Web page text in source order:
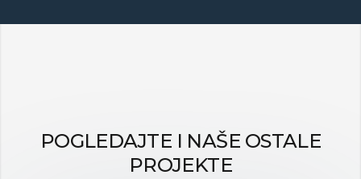
POGLEDAJTE I NAŠE OSTALE
PROJEKTE